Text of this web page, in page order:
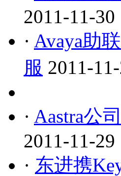
2011-11-30
· Avaya助
服 2011-
· Aastra公
2011-11-29
· 东进携